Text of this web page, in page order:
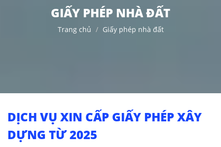
TỤC
ĐẤT
VĂN
GIẤY PHÉP NHÀ ĐẤT
Trang chủ Giấy phép nhà đất
DỊCH VỤ XIN CẤP GIẤY PHÉP XÂY
DỰNG TỪ 2025